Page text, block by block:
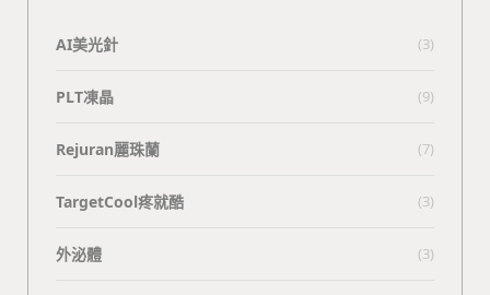
AI美光針 (3)
PLT凍晶 (9)
Rejuran麗珠蘭 (7)
TargetCool疼就酷 (3)
外泌體 (3)